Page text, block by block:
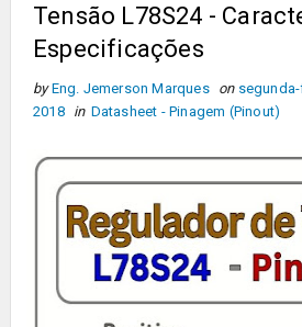
Tensão L78S24 -
Especificações
by Eng. Jemerson Marques on
2018
in Datasheet - Pinagem (Pinout)